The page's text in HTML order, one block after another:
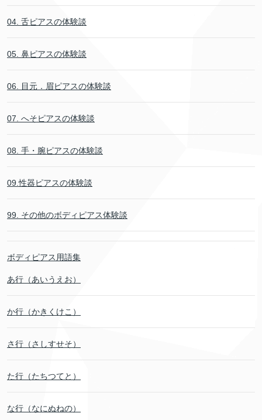
04. 舌ピアスの体験談
05. 鼻ピアスの体験談
06. 目元．眉ピアスの体験談
07. へそピアスの体験談
08. 手・腕ピアスの体験談
09.性器ピアスの体験談
99. その他のボディピアス体験談
ボディピアス用語集
あ行（あいうえお）
か行（かきくけこ）
さ行（さしすせそ）
た行（たちつてと）
な行（なにぬねの）